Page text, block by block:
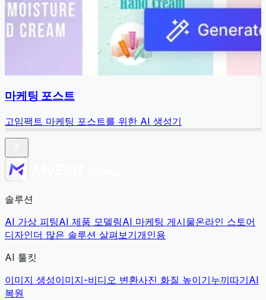
마케팅 포스트
고임팩트 마케팅 포스트를 위한 AI 생성기
솔루션
AI 가상 피팅AI 제품 모델링AI 마케팅 게시물온라인 스토어
디자인더 많은 솔루션 살펴보기개인용
AI 툴킷
이미지 생성이미지-비디오 변환사진 화질 높이기누끼따기AI
복원